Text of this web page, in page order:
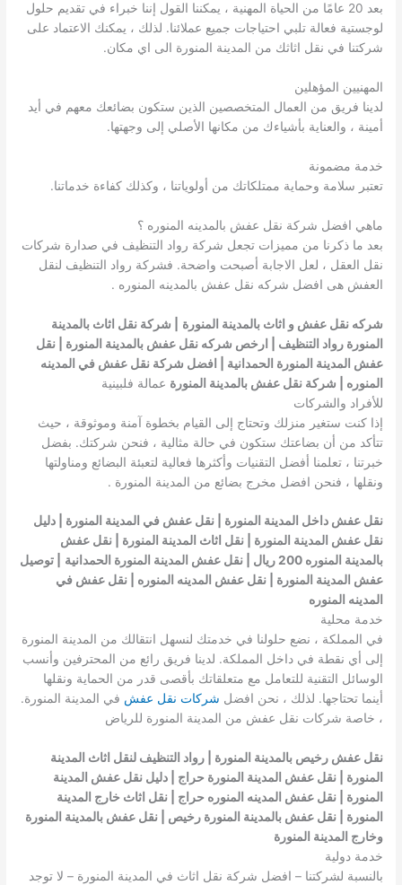
بعد 20 عامًا من الحياة المهنية ، يمكننا القول إننا خبراء في تقديم حلول
لوجستية فعالة تلبي احتياجات جميع عملائنا. لذلك ، يمكنك الاعتماد على
شركتنا في نقل اثاثك من المدينة المنورة الى اي مكان.
المهنيين المؤهلين
لدينا فريق من العمال المتخصصين الذين ستكون بضائعك معهم في أيد
أمينة ، والعناية بأشياءك من مكانها الأصلي إلى وجهتها.
خدمة مضمونة
تعتبر سلامة وحماية ممتلكاتك من أولوياتنا ، وكذلك كفاءة خدماتنا.
ماهي افضل شركة نقل عفش بالمدينه المنوره ؟
بعد ما ذكرنا من مميزات تجعل شركة رواد التنظيف في صدارة شركات
نقل العقل ، لعل الاجابة أصبحت واضحة. فشركة رواد التنظيف لنقل
العفش هى افضل شركه نقل عفش بالمدينه المنوره .
شركه نقل عفش و اثاث بالمدينة المنورة
| شركة نقل اثاث بالمدينة
المنورة رواد التنظيف
ارخص شركه نقل عفش بالمدينة المنورة | نقل
عفش المدينة المنورة الحمدانية | افضل شركة نقل عفش في المدينه
المنوره | شركة نقل عفش بالمدينة المنورة عمالة فلبينية
للأفراد والشركات
إذا كنت ستغير منزلك وتحتاج إلى القيام بخطوة آمنة وموثوقة ، حيث
تتأكد من أن بضاعتك ستكون في حالة مثالية ، فنحن شركتك. بفضل
خبرتنا ، تعلمنا أفضل التقنيات وأكثرها فعالية لتعبئة البضائع ومناولتها
ونقلها ، فنحن افضل مخرج بضائع من المدينة المنورة .
نقل عفش داخل المدينة المنورة | نقل عفش في المدينة المنورة | دليل
نقل عفش المدينة المنورة | نقل اثاث المدينة المنورة | نقل عفش
بالمدينة المنوره 200 ريال | نقل عفش المدينة المنورة الحمدانية
| توصيل
عفش المدينة المنورة | نقل عفش المدينه المنوره | نقل عفش في
المدينه المنوره
خدمة محلية
في المملكة ، نضع حلولنا في خدمتك لنسهل انتقالك من المدينة المنورة
إلى أي نقطة في داخل المملكة. لدينا فريق رائع من المحترفين وأنسب
الوسائل التقنية للتعامل مع متعلقاتك بأقصى قدر من الحماية ونقلها
أينما تحتاجها. لذلك ، نحن افضل شركات نقل عفش في المدينة المنورة.
، خاصة شركات نقل عفش من المدينة المنورة للرياض
نقل عفش رخيص بالمدينة المنورة | رواد التنظيف لنقل اثاث المدينة
المنورة | نقل عفش المدينة المنورة حراج | دليل نقل عفش المدينة
المنورة | نقل عفش المدينه المنوره حراج | نقل اثاث خارج المدينة
المنورة | نقل عفش بالمدينة المنورة رخيص | نقل عفش بالمدينة المنورة
وخارج المدينة المنورة
خدمة دولية
بالنسبة لشركتنا – افضل شركة نقل اثاث في المدينة المنورة – لا توجد